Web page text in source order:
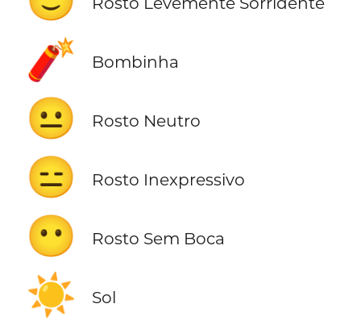
🧨 Bombinha
😐 Rosto Neutro
😑 Rosto Inexpressivo
😶 Rosto Sem Boca
☀️ Sol